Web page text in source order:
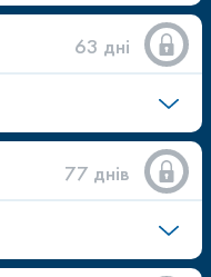
63 дні
77 днів